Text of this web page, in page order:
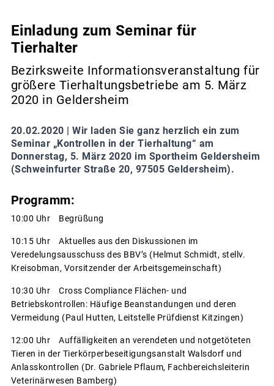
Einladung zum Seminar für
Tierhalter
Bezirksweite Informationsveranstaltung für
größere Tierhaltungsbetriebe am 5. März
2020 in Geldersheim
20.02.2020 | Wir laden Sie ganz herzlich ein zum
Seminar „Kontrollen in der Tierhaltung“ am
Donnerstag, 5. März 2020 im Sportheim Geldersheim
(Schweinfurter Straße 20, 97505 Geldersheim).
Programm:
10:00 Uhr Begrüßung
10:15 Uhr Aktuelles aus den Diskussionen im
Veredelungsausschuss des BBV’s (Helmut Schmidt, stellv.
Kreisobman, Vorsitzender der Arbeitsgemeinschaft)
10:30 Uhr Cross Compliance Flächen- und
Betriebskontrollen: Häufige Beanstandungen und deren
Vermeidung (Paul Hutten, Leitstelle Prüfdienst Kitzingen)
12:00 Uhr Auffälligkeiten an verendeten und notgetöteten
Tieren in der Tierkörperbeseitigungsanstalt Walsdorf und
Anlasskontrollen (Dr. Gabriele Pflaum, Fachbereichsleiterin
Veterinärwesen Bamberg)